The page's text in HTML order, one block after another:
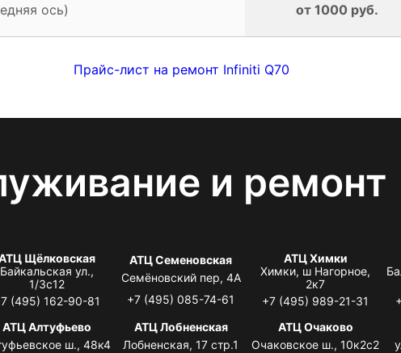
ось) от 1000 руб.
Прайс-лист на ремонт Infiniti Q70
и ремонт
Щёлковская
Байкальская ул.,
1/3с12
(495) 162-90-81
АТЦ Семеновская
Семёновский пер, 4А
+7 (495) 085-74-61
АТЦ Химки
Химки, ш Нагорное,
2к7
+7 (495) 989-21-31
АТЦ Алтуфьево
ш., 48к4
АТЦ Лобненская
Лобненская, 17 стр.1
АТЦ Очаково
Очаковское ш., 10к2с2